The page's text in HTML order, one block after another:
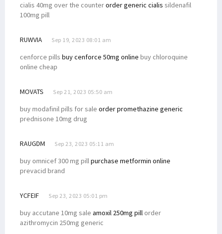
cialis 40mg over the counterorder generic cialis sildenafil
100mg pill
RUWVIA Sep 19, 2023 08:01 am
cenforce pills buy cenforce 50mg online buy chloroquine
online cheap
MOVATS Sep 21, 2023 05:50 am
buy modafinil pills for sale order promethazine generic
prednisone 10mg drug
RAUGDM Sep 23, 2023 05:11 am
buy omnicef 300 mg pillpurchase metformin online
prevacid brand
YCFEIF Sep 23, 2023 05:01 pm
buy accutane 10mg sale amoxil 250mg pill order
azithromycin 250mg generic